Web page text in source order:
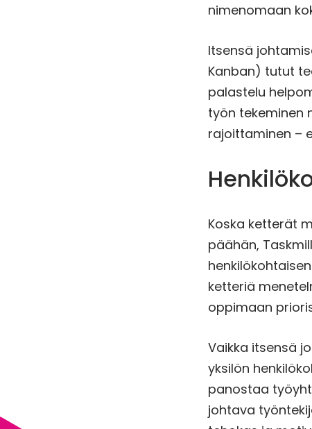
nimenomaan
Itsensä
Kanban) tutut
palastelu
työn tekeminen
rajoittaminen –
Koska ketterät
päähän,
ketteriä
oppimaan
Vaikka itsensä
yksilön
panostaa
johtava